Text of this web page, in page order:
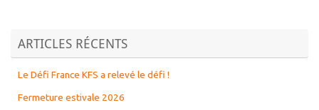
ARTICLES RÉCENTS
Le Défi France KFS a relevé le défi !
Fermeture estivale 2026